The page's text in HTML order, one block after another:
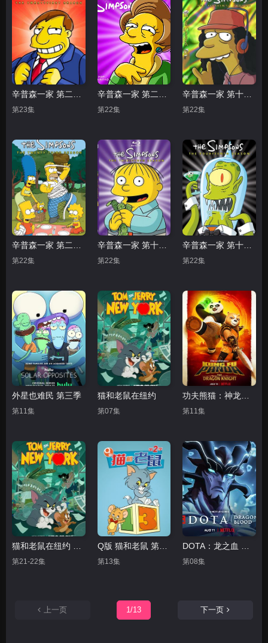
第23集 第22集 第22集
第22集
辛普森一家 第十三季
第22集 第22集
外星也难民 第三季
第11集
猫和老鼠在纽约
第07集 第11集
猫和老鼠在纽约 第二季
第21-22集
Q版 猫和老鼠 第二季
第13集
DOTA：龙之血 第三季
第08集
上一页 1/13 下一页